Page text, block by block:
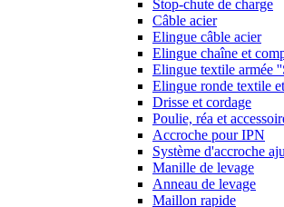
Stop-chute de charge
Câble acier
Elingue câble acier
Elingue chaîne et
Elingue textile armée
Elingue ronde textile
Drisse et cordage
Poulie, réa et
Accroche pour IPN
Système d'accroche
Manille de levage
Anneau de levage
Maillon rapide